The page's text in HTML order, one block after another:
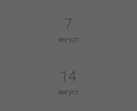
7
август
14
август